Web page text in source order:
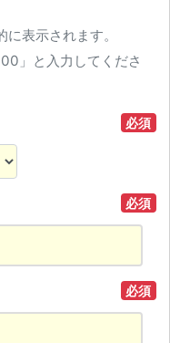
表示されます。
」と入力してくださ
必須
必須
必須